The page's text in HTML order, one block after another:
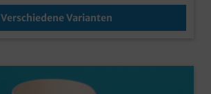
Verschiedene Varianten